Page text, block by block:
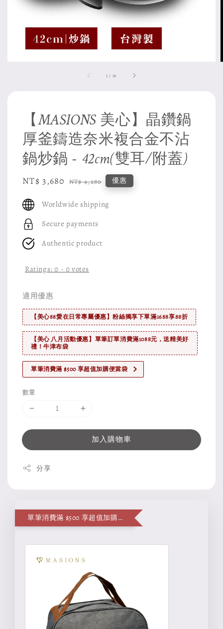
1 / 16
【MASIONS 美心】晶鑽鍋
厚釜鑄造奈米複合金不沾
鍋炒鍋 - 42cm(雙耳/附蓋)
Sale
NT$ 3,680 Regular
NT$ 4,280 優惠
Worldwide shipping
Secure payments
Authentic product
Ratings:0 - 0 votes
適用優惠
【美心88愛在日常專屬優惠】粉絲獨享下單滿1688享88折
【美心 八月活動優惠】單筆訂單消費滿1088元，送精美好
禮！牛津布袋
單筆消費滿 $500 享超值加購便當袋
數量
加入購物車
分享
單筆消費滿 $500 享超值加購便當袋